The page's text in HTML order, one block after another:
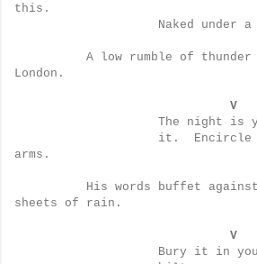
this.
Naked under
A low rumble of thunder
London.
V
The night is
it.
arms.
His words buffet
sheets of rain.
V
Bury it in